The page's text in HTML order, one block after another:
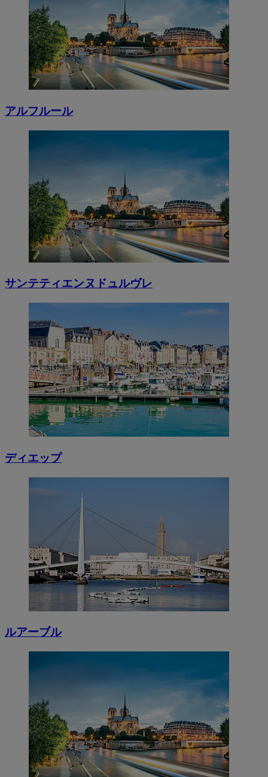
アルフルール
サンテティエンヌドュルヴレ
ディエップ
ルアーブル